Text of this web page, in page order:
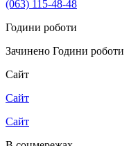
(063) 115-48-48
Години роботи
Зачинено Години роботи
Сайт
Сайт
Сайт